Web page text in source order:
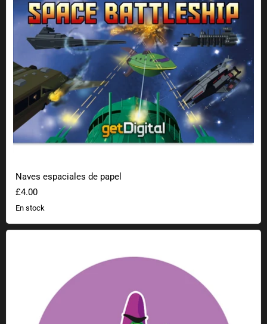
Naves espaciales de papel
£4.00
En stock